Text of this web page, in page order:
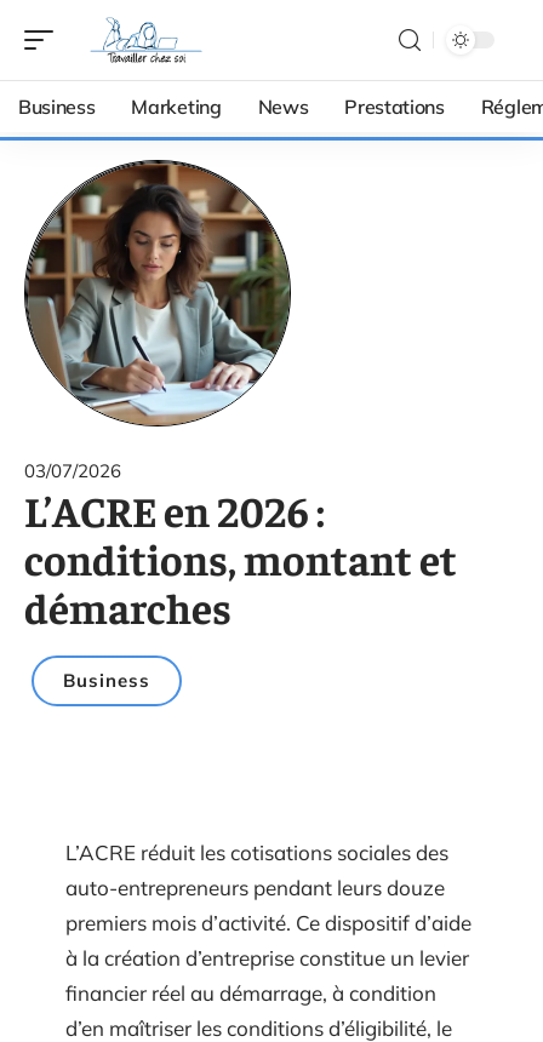
Business Marketing News Prestations
03/07/2026
L’ACRE en 2026 :
conditions, montant et
démarches
Business
L’ACRE réduit les cotisations sociales des
auto-entrepreneurs pendant leurs douze
premiers mois d’activité. Ce dispositif d’aide
à la création d’entreprise constitue un levier
financier réel au démarrage, à condition
d’en maîtriser les conditions d’éligibilité, le